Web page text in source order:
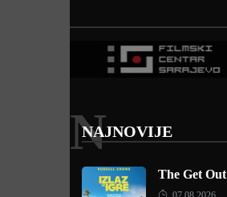
NAJNOVIJE
N
The Get Out